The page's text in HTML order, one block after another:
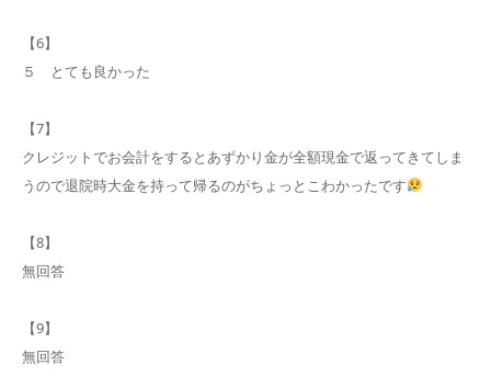
【6】
５ とても良かった
【7】
クレジットでお会計をするとあずかり金が全額現金で返ってきてしま
うので退院時大金を持って帰るのがちょっとこわかったです
【8】
無回答
【9】
無回答